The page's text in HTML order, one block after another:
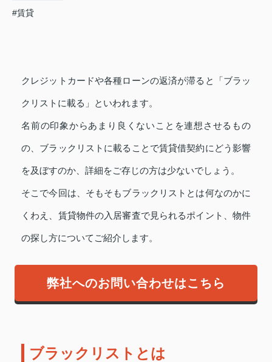
#賃貸
クレジットカードや各種ローンの返済が滞ると「ブラッ
クリストに載る」といわれます。
名前の印象からあまり良くないことを連想させるもの
の、ブラックリストに載ることで賃貸借契約にどう影響
を及ぼすのか、詳細をご存じの方は少ないでしょう。
そこで今回は、そもそもブラックリストとは何なのかに
くわえ、賃貸物件の入居審査で見られるポイント、物件
の探し方についてご紹介します。
弊社へのお問い合わせはこちら
ブラックリストとは